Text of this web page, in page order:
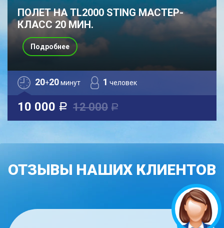
ПОЛЕТ НА TL2000 STING МАСТЕР-
КЛАСС 20 МИН.
20+20минут 1 человек
10 000 a 12 000 a
Подробнее
ОТЗЫВЫ НАШИХ КЛИЕНТОВ